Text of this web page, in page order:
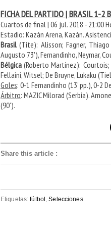
FICHA DEL PARTIDO | BRASIL 1-2
Cuartos de final | 06 jul. 2018 - 21:00
Estadio: Kazán Arena, Kazán.
Brasil(Tite): Alisson; Fagner,
Augusto 73'), Fernandinho, Neymar,
Bélgica(Roberto Martínez): Courtois;
Fellaini, Witsel; De Bruyne, Lukaku
Goles: 0-1 Fernandinho (13' pp.), 0-2
Árbitro: MAZIC Milorad (Serbia).
(90').
Share this article :
Etiquetas:fútbol ,Selecciones